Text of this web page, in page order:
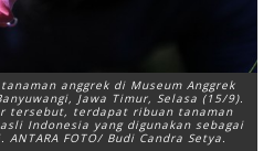
anggrek di Museum Anggrek
Jawa Timur, Selasa (15/9).
tersebut, terdapat ribuan tanaman
Indonesia yang digunakan sebagai
FOTO/ Budi Candra Setya.